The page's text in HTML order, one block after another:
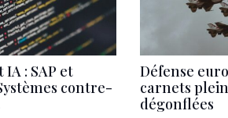
: SAP et
contre-
Défense
carnets
dégonflées